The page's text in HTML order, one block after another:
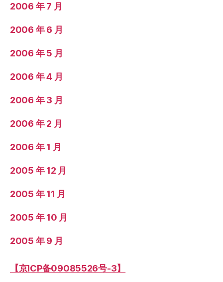
2006 年 7 月
2006 年 6 月
2006 年 5 月
2006 年 4 月
2006 年 3 月
2006 年 2 月
2006 年 1 月
2005 年 12 月
2005 年 11 月
2005 年 10 月
2005 年 9 月
【京ICP备09085526号-3】